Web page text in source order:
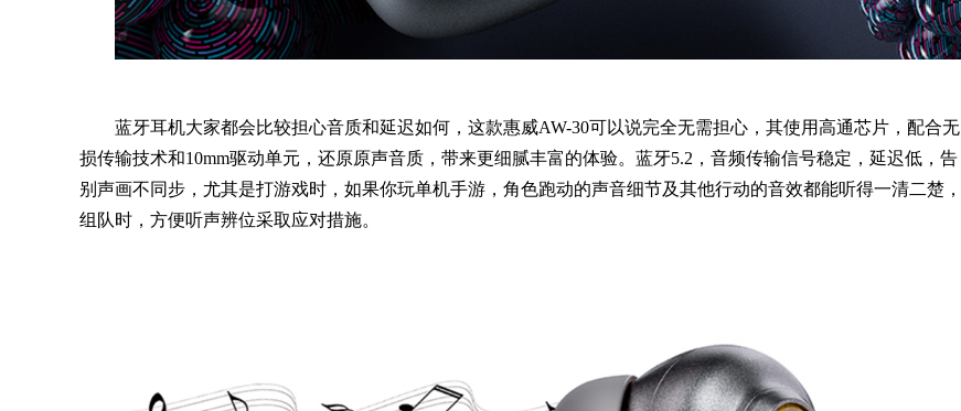
蓝牙耳机大家都会比较担心音质和延迟如何，这款惠威AW-30可以说完全无需担心，其使用高通芯片，配合无
损传输技术和10mm驱动单元，还原原声音质，带来更细腻丰富的体验。蓝牙5.2，音频传输信号稳定，延迟低，告
别声画不同步，尤其是打游戏时，如果你玩单机手游，角色跑动的声音细节及其他行动的音效都能听得一清二楚，
组队时，方便听声辨位采取应对措施。